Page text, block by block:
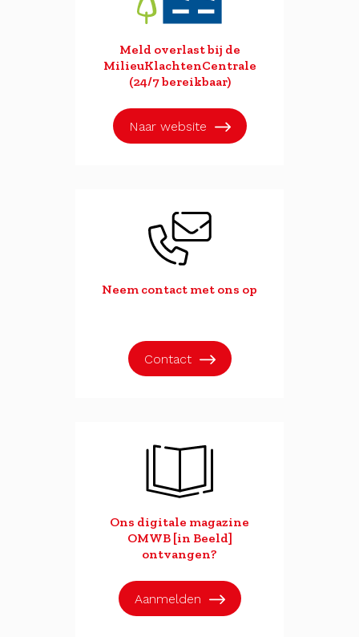
Meld overlast bij de
MilieuKlachtenCentrale
(24/7 bereikbaar)
Naar website
Neem contact met ons op
Contact
Ons digitale magazine
OMWB [in Beeld]
ontvangen?
Aanmelden